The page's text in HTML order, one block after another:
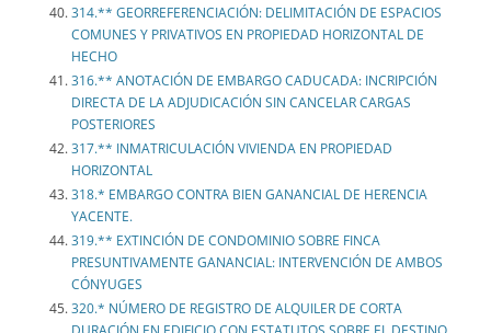
314.** GEORREFERENCIACIÓN: DELIMITACIÓN DE ESPACIOS
COMUNES Y PRIVATIVOS EN PROPIEDAD HORIZONTAL DE
HECHO
316.** ANOTACIÓN DE EMBARGO CADUCADA: INCRIPCIÓN
DIRECTA DE LA ADJUDICACIÓN SIN CANCELAR CARGAS
POSTERIORES
317.** INMATRICULACIÓN VIVIENDA EN PROPIEDAD
HORIZONTAL
318.* EMBARGO CONTRA BIEN GANANCIAL DE HERENCIA
YACENTE.
319.** EXTINCIÓN DE CONDOMINIO SOBRE FINCA
PRESUNTIVAMENTE GANANCIAL: INTERVENCIÓN DE AMBOS
CÓNYUGES
320.* NÚMERO DE REGISTRO DE ALQUILER DE CORTA